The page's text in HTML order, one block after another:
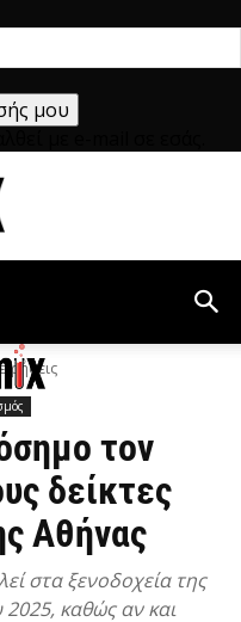
τον
δείκτες
Αθήνας
στα ξενοδοχεία της
καθώς αν και